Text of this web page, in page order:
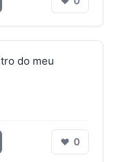
do meu
❤ 0